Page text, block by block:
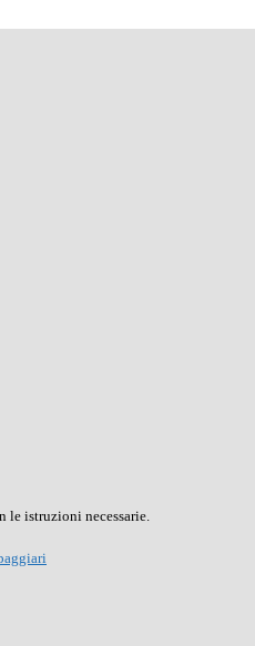
le istruzioni necessarie.